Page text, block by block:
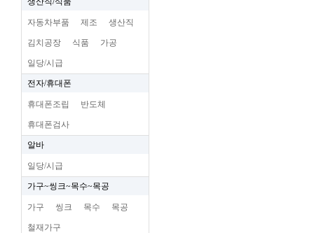
자동차부품 제조 생산직
김치공장 식품 가공
일당/시급
전자/휴대폰
휴대폰조립 반도체
휴대폰검사
알바
일당/시급
가구~씽크~목수~목공
가구 씽크 목수 목공
철재가구